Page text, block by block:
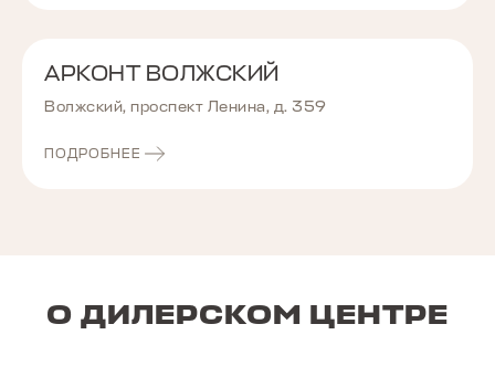
АРКОНТ ВОЛЖСКИЙ
Волжский, проспект Ленина, д. 359
ПОДРОБНЕЕ
О ДИЛЕРСКОМ ЦЕНТРЕ